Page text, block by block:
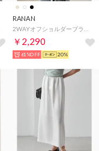
RANAN
￥2,290
61%OFF 20%